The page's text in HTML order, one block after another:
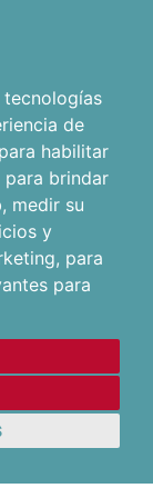
de
para habilitar
para brindar
, medir su
y
, para
para